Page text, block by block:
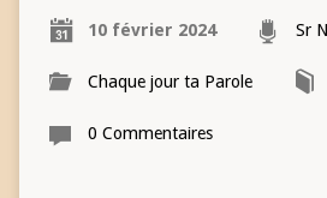
10 février 2024 Sr
Chaque jour ta Parole
0 Commentaires